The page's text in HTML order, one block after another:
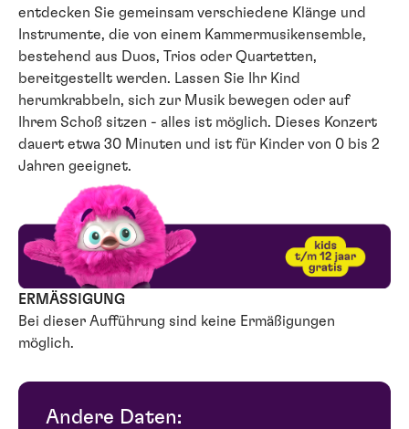
entdecken Sie gemeinsam verschiedene Klänge und
Instrumente, die von einem Kammermusikensemble,
bestehend aus Duos, Trios oder Quartetten,
bereitgestellt werden. Lassen Sie Ihr Kind
herumkrabbeln, sich zur Musik bewegen oder auf
Ihrem Schoß sitzen - alles ist möglich. Dieses Konzert
dauert etwa 30 Minuten und ist für Kinder von 0 bis 2
Jahren geeignet.
ERMÄSSIGUNG
Bei dieser Aufführung sind keine Ermäßigungen
möglich.
Andere Daten: